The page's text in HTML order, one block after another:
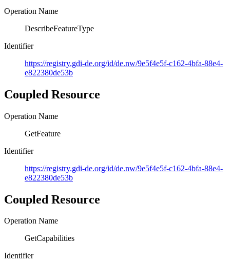
Operation Name
DescribeFeatureType
Identifier
https://registry.gdi-de.org/id/de.nw/9e5f4e5f-c162-4bfa-88e4-
e822380de53b
Coupled Resource
Operation Name
GetFeature
Identifier
https://registry.gdi-de.org/id/de.nw/9e5f4e5f-c162-4bfa-88e4-
e822380de53b
Coupled Resource
Operation Name
GetCapabilities
Identifier